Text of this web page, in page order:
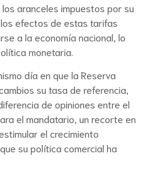
aranceles impuestos por su
efectos de estas tarifas
a la economía nacional, lo
monetaria.
día en que la Reserva
su tasa de referencia,
de opiniones entre el
el mandatario, un recorte en
el crecimiento
su política comercial ha